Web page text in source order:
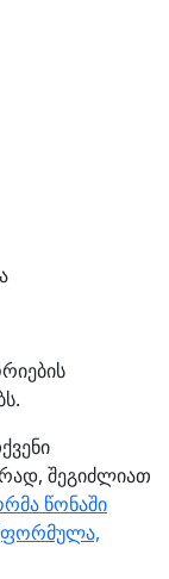
შეგიძლიათ
წონაში